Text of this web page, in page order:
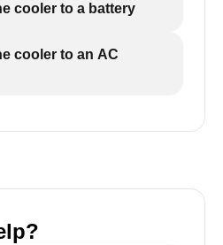
cooler to a battery
cooler to an AC